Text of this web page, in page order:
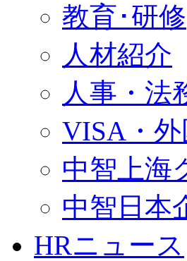
教育･研修
人材紹介
人事・法
VISA・
中智上海
中智日本
HRニュース